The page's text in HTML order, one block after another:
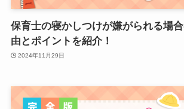
保育士の寝かしつけが嫌がられる場
由とポイントを紹介！
2024年11月29日